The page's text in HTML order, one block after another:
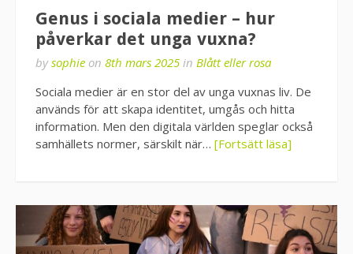
Genus i sociala medier – hur
påverkar det unga vuxna?
bysophie on 8th mars 2025 in Blått eller rosa
Sociala medier är en stor del av unga vuxnas liv. De
används för att skapa identitet, umgås och hitta
information. Men den digitala världen speglar också
samhällets normer, särskilt när… [Fortsätt läsa]